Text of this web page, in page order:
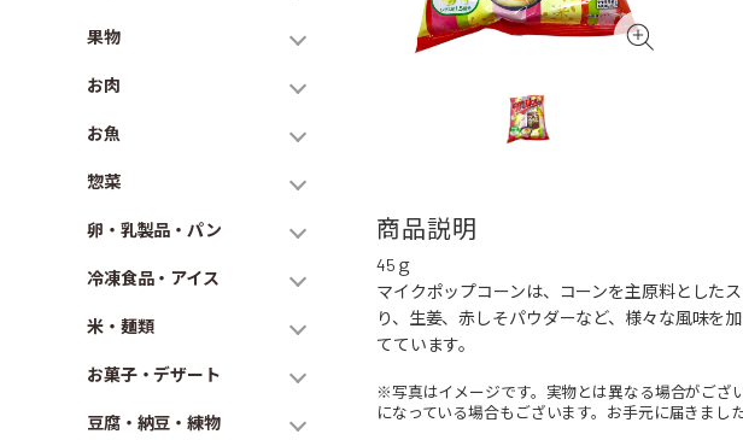
果物
お肉
お魚
惣菜
卵・乳製品・パン
冷凍食品・アイス
米・麺類
お菓子・デザート
豆腐・納豆・練物
商品説明
45ｇ
マイクポップコーンは、コーンを主原料とした
り、生姜、赤しそパウダーなど、様々な風味を
てています。
※写真はイメージです。実物とは異なる場合がござ
になっている場合もございます。お手元に届きまし